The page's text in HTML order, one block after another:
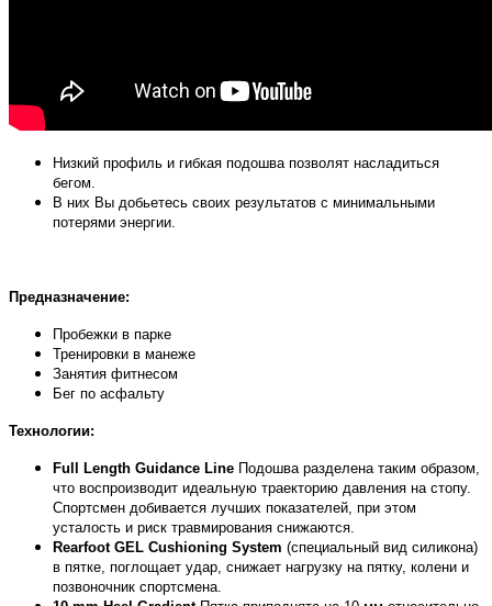
Низкий профиль и гибкая подошва позволят насладиться
бегом.
В них Вы добьетесь своих результатов с минимальными
потерями энергии.
Предназначение:
Пробежки в парке
Тренировки в манеже
Занятия фитнесом
Бег по асфальту
Технологии:
Full Length Guidance Line Подошва разделена таким образом,
что воспроизводит идеальную траекторию давления на стопу.
Спортсмен добивается лучших показателей, при этом
усталость и риск травмирования снижаются.
Rearfoot GEL Cushioning System (специальный вид силикона)
в пятке, поглощает удар, снижает нагрузку на пятку, колени и
позвоночник спортсмена.